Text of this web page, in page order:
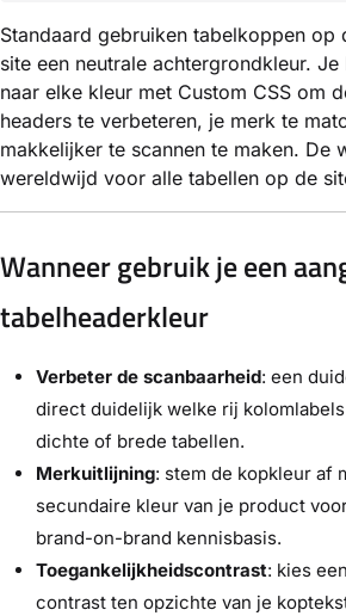
Standaard gebruiken tabelkoppen op
site een neutrale achtergrondkleur.
naar elke kleur met Custom CSS om
headers te verbeteren, je merk te
makkelijker te scannen te maken. De
wereldwijd voor alle tabellen op de
Wanneer gebruik je een
tabelheaderkleur
Verbeter de scanbaarheid: een
direct duidelijk welke rij
dichte of brede tabellen.
Merkuitlijning: stem de kopkleur af
secundaire kleur van je product
brand-on-brand kennisbasis.
Toegankelijkheidscontrast: kies
contrast ten opzichte van je